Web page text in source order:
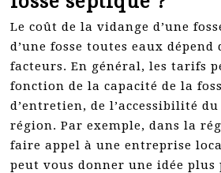
Le coût de la vidange d’une
d’une fosse toutes eaux dépend
facteurs. En général, les tarifs
fonction de la capacité de la
d’entretien, de l’accessibilité
région. Par exemple, dans la
faire appel à une entreprise
peut vous donner une idée plus